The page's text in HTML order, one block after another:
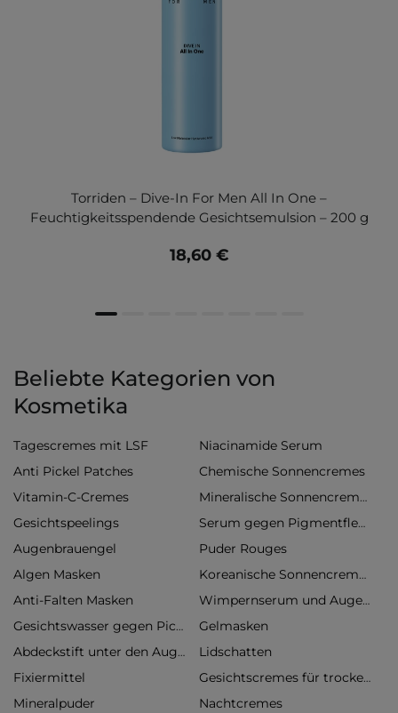
Torriden – Dive-In For Men All In One –
Feuchtigkeitsspendende Gesichtsemulsion – 200 g
18,60 €
Beliebte Kategorien von
Kosmetika
Tagescremes mit LSF
Niacinamide Serum
Anti Pickel Patches
Chemische Sonnencremes
Vitamin-C-Cremes
Mineralische Sonnencremes
Gesichtspeelings Serum gegen Pigmentflecken
Augenbrauengel
Puder Rouges
Algen Masken
Koreanische Sonnencremes
Anti-Falten Masken
Wimpernserum und Augenbrauenserum
Gesichtswasser gegen Pickel
Gelmasken
Abdeckstift unter den Augen
Lidschatten
Fixiermittel
Gesichtscremes für trockene Haut
Mineralpuder
Nachtcremes